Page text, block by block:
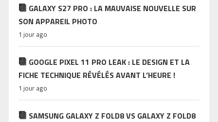
GALAXY S27 PRO : LA MAUVAISE NOUVELLE SUR
SON APPAREIL PHOTO
1 jour ago
GOOGLE PIXEL 11 PRO LEAK : LE DESIGN ET LA
FICHE TECHNIQUE RÉVÉLÉS AVANT L’HEURE !
1 jour ago
SAMSUNG GALAXY Z FOLD8 VS GALAXY Z FOLD8